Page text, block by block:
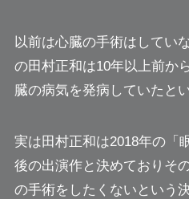
以前は心臓の手術はしてい
の田村正和は10年以上前か
臓の病気を発病していたと
実は田村正和は2018年の「
後の出演作と決めておりそ
の手術をしたくないという